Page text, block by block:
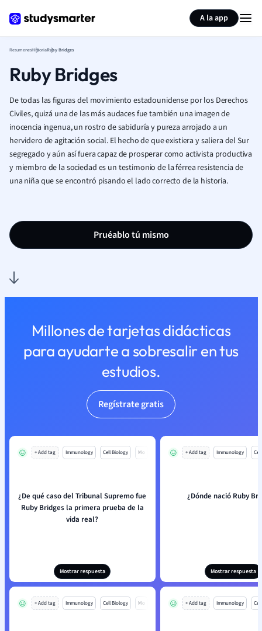
A la app
ResumenesHistoriaRuby Bridges
Ruby Bridges
De todas las figuras del movimiento estadounidense por los Derechos
Civiles, quizá una de las más audaces fue también una imagen de
inocencia ingenua, un rostro de sabiduría y pureza arrojado a un
hervidero de agitación social. El hecho de que existiera y saliera del Sur
segregado y aún así fuera capaz de prosperar como activista productiva
y miembro de la sociedad es un testimonio de la férrea resistencia de
una niña que se encontró pisando el lado correcto de la historia.
Pruéablo tú mismo
Millones de tarjetas didácticas
para ayudarte a sobresalir en tus
estudios.
Regístrate gratis
+ Add tag Immunology Cell Biology Mo
¿De qué caso del Tribunal Supremo fue
Ruby Bridges la primera prueba de la
vida real?
Mostrar respuesta
+ Add tag Immunology
¿Dónde nació Ruby
Mostrar respuesta
+ Add tag Immunology Cell Biology Mo + Add tag Immunology
Resumir página